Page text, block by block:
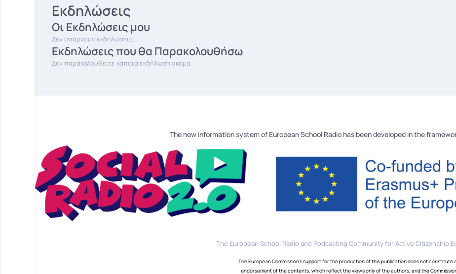
Εκδηλώσεις
Οι Εκδηλώσεις μου
Δεν υπάρχουν εκδηλώσεις.
Εκδηλώσεις που θα Παρακολουθήσω
Δεν παρακολουθείτε κάποια εκδήλωση ακόμα.
The new information system of European School Radio has been developed in the
The European School Radio and Podcasting Community for Active Citizenship
The European Commission's support for the production of this publication does not constitute
endorsement of the contents, which reflect the views only of the authors, and the